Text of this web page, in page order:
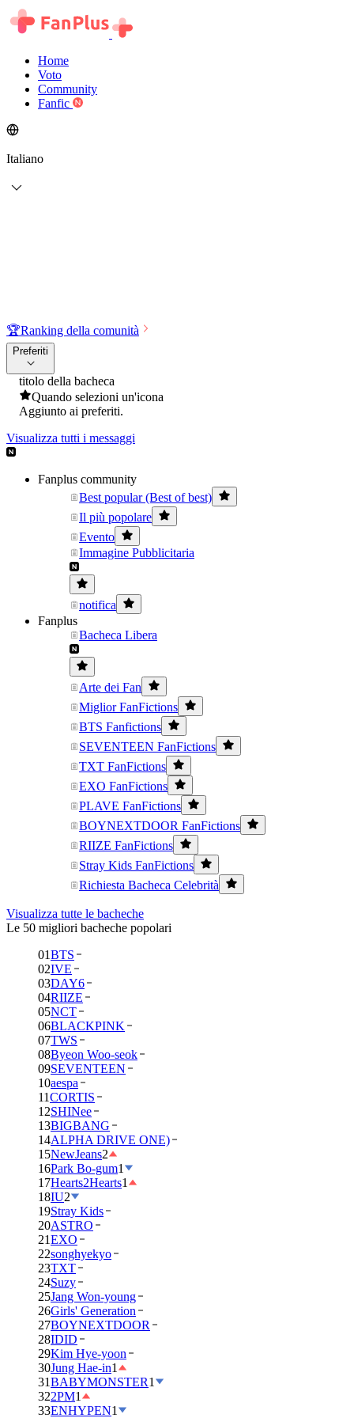
Home
Voto
Community
Fanfic
Italiano
🏆Ranking della comunità
Preferiti
titolo della bacheca
Quando selezioni un'icona
Aggiunto ai preferiti.
Visualizza tutti i messaggi
Fanplus community
Best popular (Best of best)
Il più popolare
Evento
Immagine Pubblicitaria
notifica
Fanplus
Bacheca Libera
Arte dei Fan
Miglior FanFictions
BTS Fanfictions
SEVENTEEN FanFictions
TXT FanFictions
EXO FanFictions
PLAVE FanFictions
BOYNEXTDOOR FanFictions
RIIZE FanFictions
Stray Kids FanFictions
Richiesta Bacheca Celebrità
Visualizza tutte le bacheche
Le 50 migliori bacheche popolari
01BTS
02IVE
03DAY6
04RIIZE
05NCT
06BLACKPINK
07TWS
08Byeon Woo-seok
09SEVENTEEN
10aespa
11CORTIS
12SHINee
13BIGBANG
14ALPHA DRIVE ONE)
15NewJeans2
16Park Bo-gum1
17Hearts2Hearts1
18IU2
19Stray Kids
20ASTRO
21EXO
22songhyekyo
23TXT
24Suzy
25Jang Won-young
26Girls' Generation
27BOYNEXTDOOR
28IDID
29Kim Hye-yoon
30Jung Hae-in1
31BABYMONSTER1
322PM1
33ENHYPEN1